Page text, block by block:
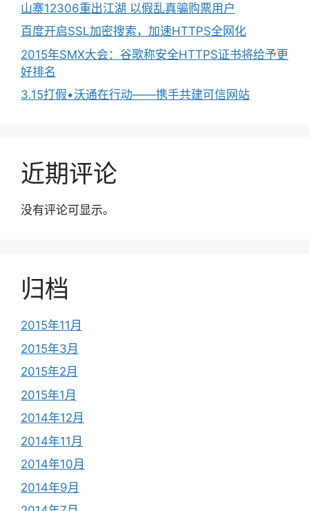
山寨12306重出江湖 以假乱真骗购票用户
百度开启SSL加密搜索，加速HTTPS全网化
2015年SMX大会：谷歌称安全HTTPS证书将给予更
好排名
3.15打假•沃通在行动——携手共建可信网站
近期评论
没有评论可显示。
归档
2015年11月
2015年3月
2015年2月
2015年1月
2014年12月
2014年11月
2014年10月
2014年9月